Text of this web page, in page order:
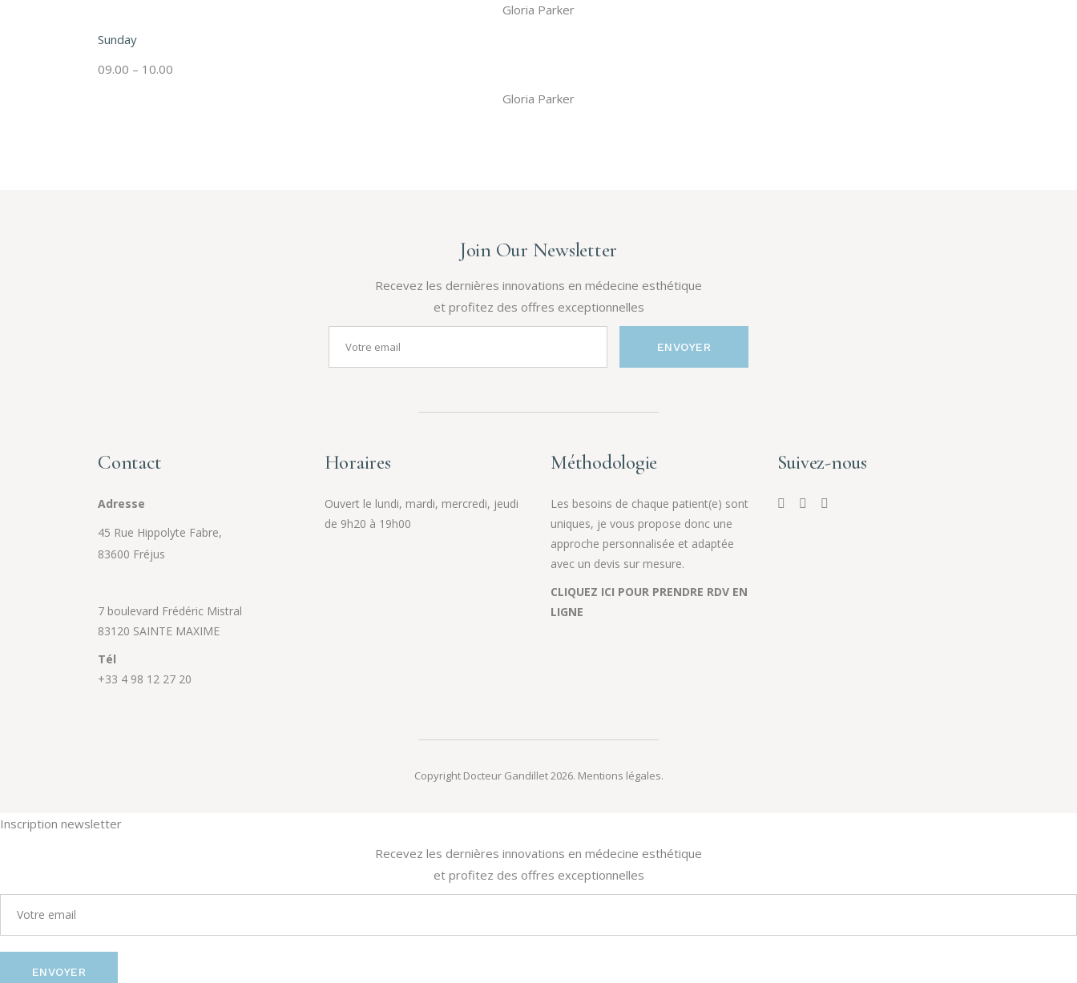
Gloria Parker
Sunday
09.00 – 10.00
Gloria Parker
Join Our Newsletter
Recevez les dernières innovations en médecine esthétique
et profitez des offres exceptionnelles
ENVOYER
Contact
Adresse
45 Rue Hippolyte Fabre,
83600 Fréjus
7 boulevard Frédéric Mistral
83120 SAINTE MAXIME
Tél
+33 4 98 12 27 20
Horaires
Ouvert le lundi, mardi, mercredi, jeudi
de 9h20 à 19h00
Méthodologie
Les besoins de chaque patient(e) sont
uniques, je vous propose donc une
approche personnalisée et adaptée
avec un devis sur mesure.
CLIQUEZ ICI POUR PRENDRE RDV EN
LIGNE
Suivez-nous
Copyright Docteur Gandillet 2026. Mentions légales.
Inscription newsletter
Recevez les dernières innovations en médecine esthétique
et profitez des offres exceptionnelles
ENVOYER